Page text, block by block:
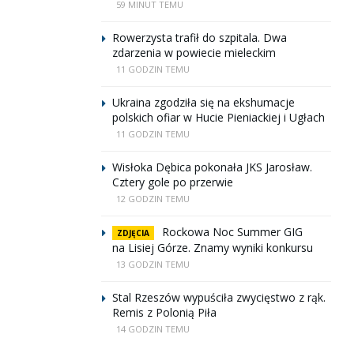
59 MINUT TEMU
Rowerzysta trafił do szpitala. Dwa
zdarzenia w powiecie mieleckim
11 GODZIN TEMU
Ukraina zgodziła się na ekshumacje
polskich ofiar w Hucie Pieniackiej i Ugłach
11 GODZIN TEMU
Wisłoka Dębica pokonała JKS Jarosław.
Cztery gole po przerwie
12 GODZIN TEMU
ZDJĘCIA
Rockowa Noc Summer GIG
na Lisiej Górze. Znamy wyniki konkursu
13 GODZIN TEMU
Stal Rzeszów wypuściła zwycięstwo z rąk.
Remis z Polonią Piła
14 GODZIN TEMU